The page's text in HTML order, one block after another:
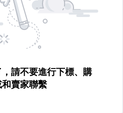
請不要進行下標、購
賣家聯繫